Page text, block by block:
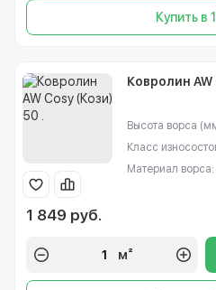
Купить в
Ковролин
Высота ворса
Класс
Материал ворса:
1 849 руб.
м²